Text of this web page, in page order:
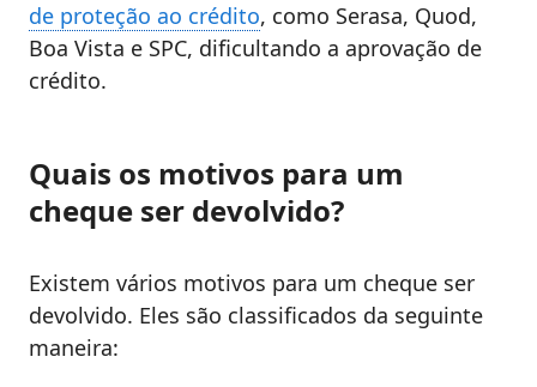
de proteção ao crédito, como Serasa, Quod,
Boa Vista e SPC, dificultando a aprovação de
crédito.
Quais os motivos para um
cheque ser devolvido?
Existem vários motivos para um cheque ser
devolvido. Eles são classificados da seguinte
maneira: